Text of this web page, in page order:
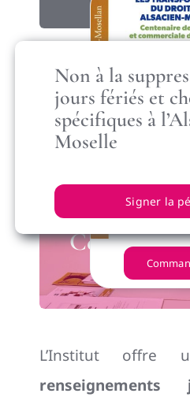
Centre
sur le
L’Institut offre
renseignements
Non à la
jours fériés et
spécifiques à
Moselle
Signer la